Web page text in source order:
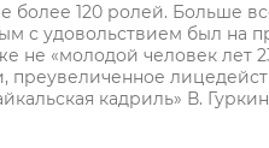
более 120 ролей. Больше
с удовольствием был на
не «молодой человек лет
преувеличенное
кадриль» В.